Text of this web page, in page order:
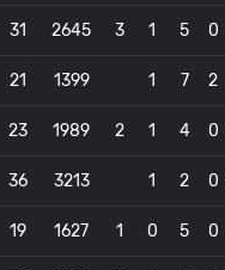
31 2645 3 1 5 0
21 1399 1 7 2
23 1989 2 1 4 0
36 3213 1 2 0
19 1627 1 0 5 0